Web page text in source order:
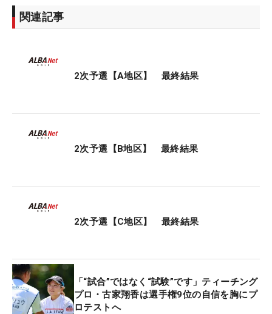
芽々、外園華蓮が入った。
たティーチングプロ・古家翔香は、トータル7アン
ダー・7位タイ。元JGAナショナルチームの六車日
女子プロ臼井麗香の妹・蘭世（らんぜ）はトータル
イーブンパー・35位タイ。通過ラインに1打及ばな
そのほか、レギュラーツアー通算2勝の神谷そらを
姉に持つもも、米女子下部ツアーを主戦場にする谷
3地区で争われた2次予選はこれですべて終了。各地
区の上位者は10月29日～11月1日に行われる最終プ
ロテスト（茨城県・大洗GC）に進む。
関連記事
2次予選【A地区】 最終結果
2次予選【B地区】 最終結果
2次予選【C地区】 最終結果
「“試合”ではなく“試験”です」ティーチング
プロ・古家翔香は選手権9位の自信を胸にプ
ロテストへ